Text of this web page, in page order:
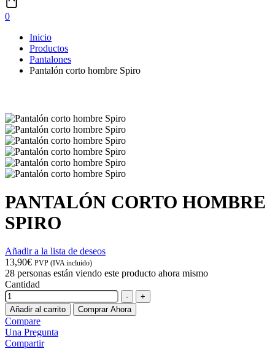
0
Inicio
Productos
Pantalones
Pantalón corto hombre Spiro
PANTALÓN CORTO HOMBRE
SPIRO
Añadir a la lista de deseos
13,90€ PVP (IVA incluido)
28 personas están viendo este producto ahora mismo
Cantidad
-
+
Añadir al carrito
Comprar Ahora
Compare
Una Pregunta
Compartir